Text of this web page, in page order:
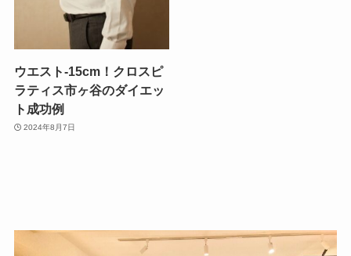
ウエスト-15cm！クロスピ
ラティス市ヶ谷のダイエッ
ト成功例
2024年8月7日